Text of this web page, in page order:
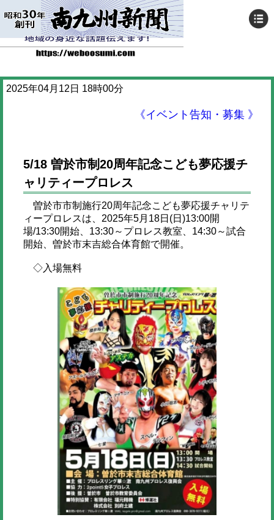
2025年04月12日 18時00分
《イベント告知・募集 》
5/18 曽於市制20周年記念こども夢応援チ
ャリティープロレス
曽於市市制施行20周年記念こども夢応援チャリテ
ィープロレスは、2025年5月18日(日)13:00開
場/13:30開始、13:30～プロレス教室、14:30～試合
開始、曽於市末吉総合体育館で開催。
◇入場無料